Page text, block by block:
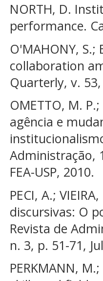
NORTH, D.
performance.
O'MAHONY,
collaboration
Quarterly, v.
OMETTO, M.
agência e
Administração,
FEA-USP, 2010.
PECI, A.;
discursivas: O
Revista de
n. 3, p. 51-71,
PERKMANN,